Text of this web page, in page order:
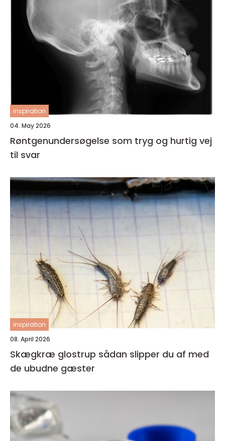
inspiration
04. May 2026
Røntgenundersøgelse som tryg og hurtig vej
til svar
inspiration
08. April 2026
Skægkræ glostrup sådan slipper du af med
de ubudne gæster